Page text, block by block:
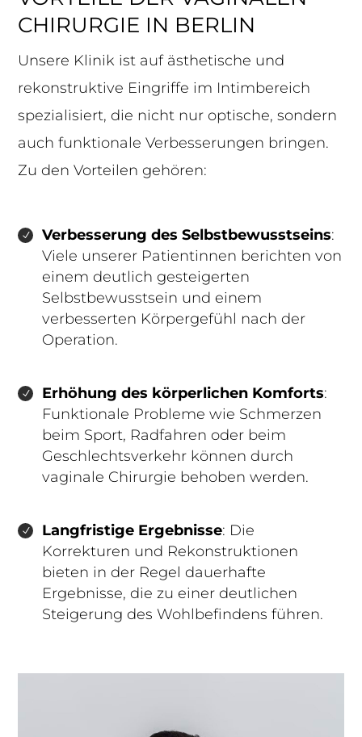
CHIRURGIE IN BERLIN
Unsere Klinik ist auf ästhetische und
rekonstruktive Eingriffe im Intimbereich
spezialisiert, die nicht nur optische, sondern
auch funktionale Verbesserungen bringen.
Zu den Vorteilen gehören:
Verbesserung des Selbstbewusstseins:
Viele unserer Patientinnen berichten von
einem deutlich gesteigerten
Selbstbewusstsein und einem
verbesserten Körpergefühl nach der
Operation.
Erhöhung des körperlichen Komforts:
Funktionale Probleme wie Schmerzen
beim Sport, Radfahren oder beim
Geschlechtsverkehr können durch
vaginale Chirurgie behoben werden.
Langfristige Ergebnisse: Die
Korrekturen und Rekonstruktionen
bieten in der Regel dauerhafte
Ergebnisse, die zu einer deutlichen
Steigerung des Wohlbefindens führen.